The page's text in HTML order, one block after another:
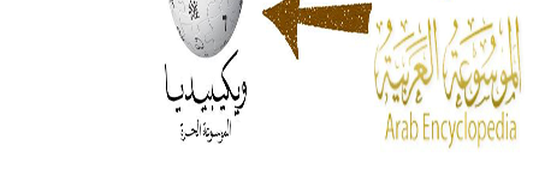
- هل تعلم أن المرجان إفراز حيواني يتكون في البحر ويتركب
من مادة كربونات الكلسيوم، وهو أحمر أو شديد الحمرة وهو
أجود أنواعه، ويمتاز بكبر الحجم ويسمى الش